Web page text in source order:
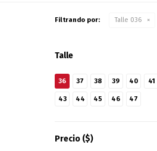
Filtrando por: Talle 036
Talle
36 37 38 39 40 41
43 44 45 46 47
Precio ($)